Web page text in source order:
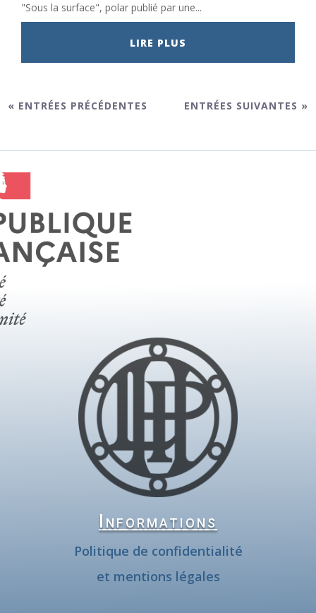
"Sous la surface", polar publié par une...
LIRE PLUS
« ENTRÉES PRÉCÉDENTES ENTRÉES SUIVANTES »
Informations
Politique de confidentialité
et mentions légales